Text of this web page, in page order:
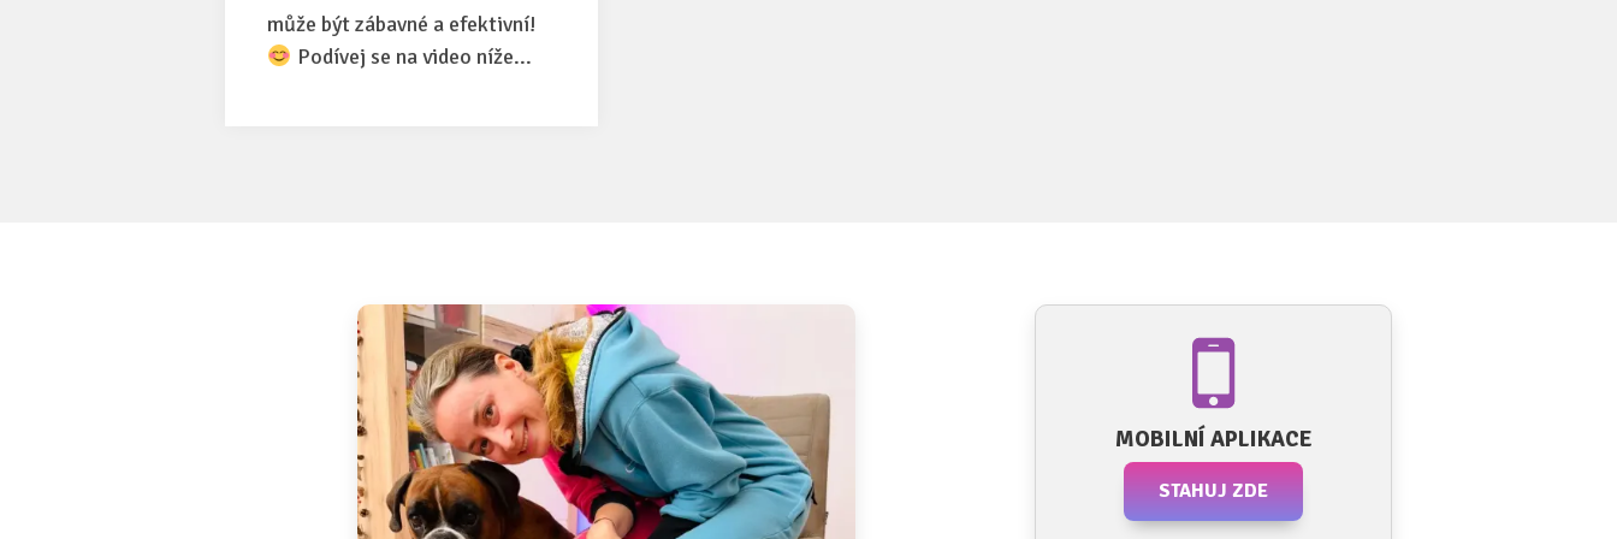
může být zábavné a efektivní!
Podívej se na video níže...
MOBILNÍ APLIKACE
STAHUJ ZDE